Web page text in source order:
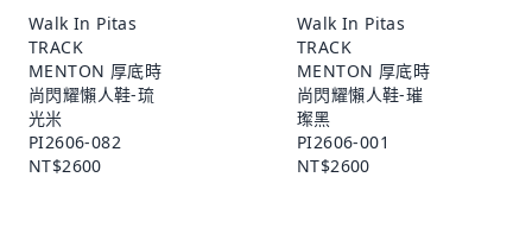
Walk In Pitas
TRACK
MENTON 厚底時
尚閃耀懶人鞋-琉
光米
PI2606-082
NT$2600
Walk In Pitas
TRACK
MENTON 厚底時
尚閃耀懶人鞋-璀
璨黑
PI2606-001
NT$2600